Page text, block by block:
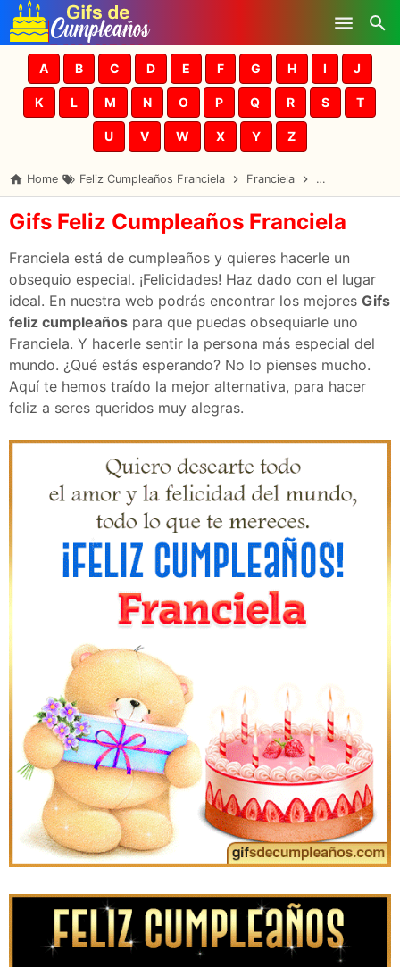
Skip to main content
A B C D E F G H I J
K L M N O P Q R S T
U V W X Y Z
Home Feliz Cumpleaños Franciela Franciela Gifs
Gifs Feliz Cumpleaños Franciela
Franciela está de cumpleaños y quieres hacerle un
obsequio especial. ¡Felicidades! Haz dado con el lugar
ideal. En nuestra web podrás encontrar los mejores Gifs
feliz cumpleaños para que puedas obsequiarle uno
Franciela. Y hacerle sentir la persona más especial del
mundo. ¿Qué estás esperando? No lo pienses mucho.
Aquí te hemos traído la mejor alternativa, para hacer
feliz a seres queridos muy alegras.